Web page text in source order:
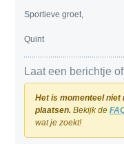
Sportieve groet,
Quint
Laat een berichtje
Het is momenteel
plaatsen.Bekijk de
wat je zoekt!